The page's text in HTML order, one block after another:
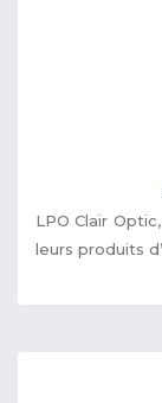
LPO Clair
leurs produits